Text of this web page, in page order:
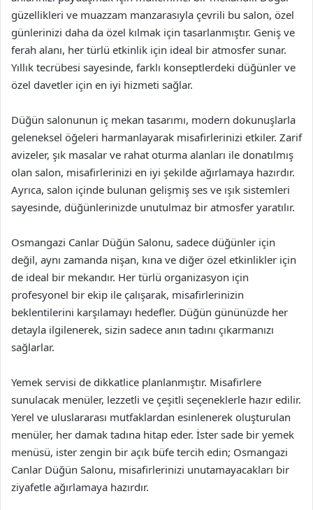
güzellikleri ve muazzam manzarasıyla çevrili bu salon, özel
günlerinizi daha da özel kılmak için tasarlanmıştır. Geniş ve
ferah alanı, her türlü etkinlik için ideal bir atmosfer sunar.
Yıllık tecrübesi sayesinde, farklı konseptlerdeki düğünler ve
özel davetler için en iyi hizmeti sağlar.
Düğün salonunun iç mekan tasarımı, modern dokunuşlarla
geleneksel öğeleri harmanlayarak misafirlerinizi etkiler. Zarif
avizeler, şık masalar ve rahat oturma alanları ile donatılmış
olan salon, misafirlerinizi en iyi şekilde ağırlamaya hazırdır.
Ayrıca, salon içinde bulunan gelişmiş ses ve ışık sistemleri
sayesinde, düğünlerinizde unutulmaz bir atmosfer yaratılır.
Osmangazi Canlar Düğün Salonu, sadece düğünler için
değil, aynı zamanda nişan, kına ve diğer özel etkinlikler için
de ideal bir mekandır. Her türlü organizasyon için
profesyonel bir ekip ile çalışarak, misafirlerinizin
beklentilerini karşılamayı hedefler. Düğün gününüzde her
detayla ilgilenerek, sizin sadece anın tadını çıkarmanızı
sağlarlar.
Yemek servisi de dikkatlice planlanmıştır. Misafirlere
sunulacak menüler, lezzetli ve çeşitli seçeneklerle hazır edilir.
Yerel ve uluslararası mutfaklardan esinlenerek oluşturulan
menüler, her damak tadına hitap eder. İster sade bir yemek
menüsü, ister zengin bir açık büfe tercih edin; Osmangazi
Canlar Düğün Salonu, misafirlerinizi unutamayacakları bir
ziyafetle ağırlamaya hazırdır.